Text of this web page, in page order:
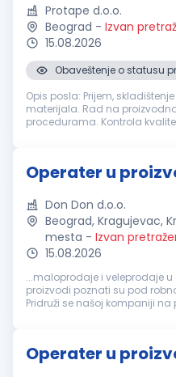
Protape d.o.o.
Beograd - Izvan
15.08.2026
Obaveštenje o statusu
Opis posla: Prijem, skladištenje i izdavanje robe. Utovar i istovar
materijala. Rad na
procedurama. Kontrola
Operater u
Don Don d.o.o.
Beograd, Kragujevac,
mesta - Izvan
15.08.2026
...maloprodaje i veleprodaje u
proizvodi poznati su pod
Pridruži se našoj kompaniji na
Operater u